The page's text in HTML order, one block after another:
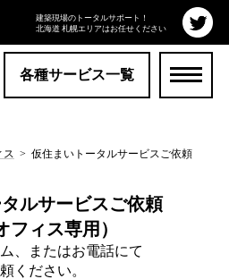
建築現場のトータルサポート！
北海道 札幌エリアはお任せください
各種サービス一覧
ス > 仮住まいトータルサービスご依頼
ルサービスご依頼
フィス専用）
、またはお電話にて
ください。